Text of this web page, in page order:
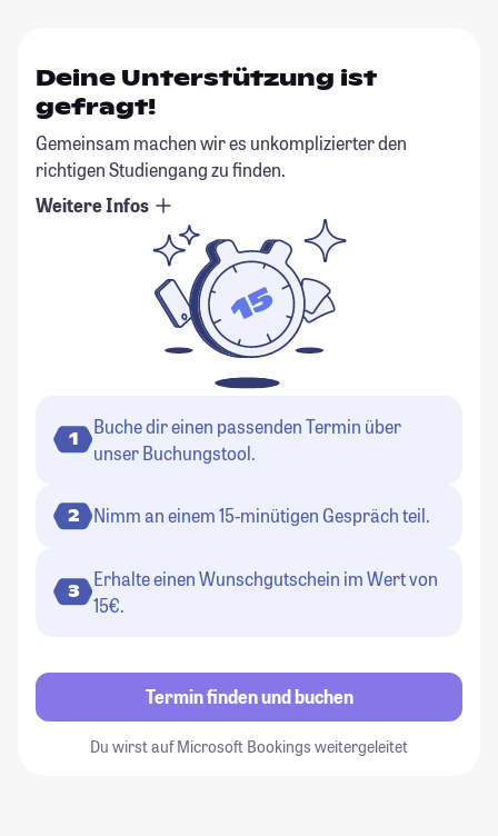
Deine Unterstützung ist
gefragt!
Gemeinsam machen wir es unkomplizierter den
richtigen Studiengang zu finden.
Weitere Infos
1
Buche dir einen passenden Termin über
unser Buchungstool.
2 Nimm an einem 15-minütigen Gespräch teil.
3
Erhalte einen Wunschgutschein im Wert von
15€.
Termin finden und buchen
Du wirst auf Microsoft Bookings weitergeleitet